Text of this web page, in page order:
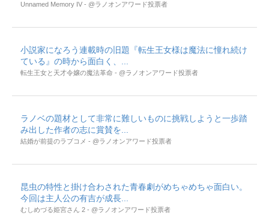
Unnamed Memory IV - @ラノオンアワード投票者
小説家になろう連載時の旧題『転生王女様は魔法に憧れ続け
ている』の時から面白く、...
転生王女と天才令嬢の魔法革命 - @ラノオンアワード投票者
ラノベの題材として非常に難しいものに挑戦しようと一歩踏
み出した作者の志に賞賛を...
結婚が前提のラブコメ - @ラノオンアワード投票者
昆虫の特性と掛け合わされた青春劇がめちゃめちゃ面白い。
今回は主人公の有吉が成長...
むしめづる姫宮さん 2 - @ラノオンアワード投票者